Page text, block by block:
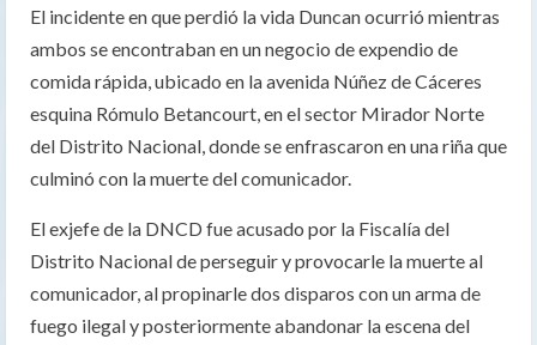
El incidente en que perdió la vida Duncan ocurrió mientras
ambos se encontraban en un negocio de expendio de
comida rápida, ubicado en la avenida Núñez de Cáceres
esquina Rómulo Betancourt, en el sector Mirador Norte
del Distrito Nacional, donde se enfrascaron en una riña que
culminó con la muerte del comunicador.
El exjefe de la DNCD fue acusado por la Fiscalía del
Distrito Nacional de perseguir y provocarle la muerte al
comunicador, al propinarle dos disparos con un arma de
fuego ilegal y posteriormente abandonar la escena del